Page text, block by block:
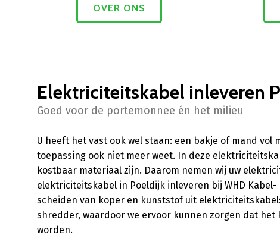
OVER ONS
Elektriciteitskabel inleveren
Goed voor de portemonnee én het milieu
U heeft het vast ook wel staan: een bakje of mand
toepassing ook niet meer weet. In deze
kostbaar materiaal zijn. Daarom nemen wij uw
elektriciteitskabel in Poeldijk inleveren bij WHD
scheiden van koper en kunststof uit
shredder, waardoor we ervoor kunnen zorgen dat
worden.